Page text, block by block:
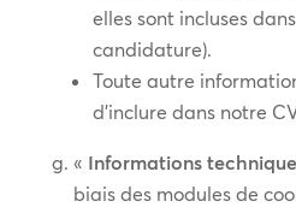
elles sont incluses
candidature).
Toute autre
d’inclure dans notre
« Informations
biais des modules de